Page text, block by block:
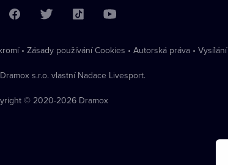
• Zásady používání Cookies • Autorská práva • Vysílání
s.r.o. vlastní Nadace Livesport.
© 2020-2026 Dramox